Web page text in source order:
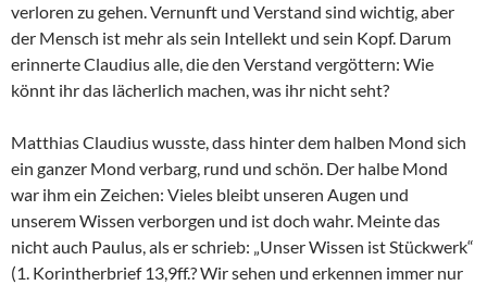
verloren zu gehen. Vernunft und Verstand sind wichtig, aber
der Mensch ist mehr als sein Intellekt und sein Kopf. Darum
erinnerte Claudius alle, die den Verstand vergöttern: Wie
könnt ihr das lächerlich machen, was ihr nicht seht?
Matthias Claudius wusste, dass hinter dem halben Mond sich
ein ganzer Mond verbarg, rund und schön. Der halbe Mond
war ihm ein Zeichen: Vieles bleibt unseren Augen und
unserem Wissen verborgen und ist doch wahr. Meinte das
nicht auch Paulus, als er schrieb: „Unser Wissen ist Stückwerk“
(1. Korintherbrief 13,9ff.? Wir sehen und erkennen immer nur